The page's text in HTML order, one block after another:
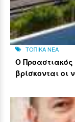
ΤΟΠΙΚΑ ΝΕΑ
Ο Προαστιακός
βρίσκονται οι